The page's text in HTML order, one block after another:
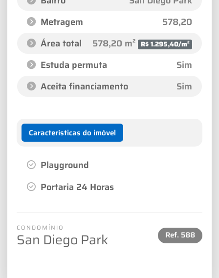
Metragem
578,20
Área total
578,20 m² R$ 1.295,40/m²
Estuda permuta
Sim
Aceita financiamento
Sim
Características do imóvel
Playground
Portaria 24 Horas
CONDOMÍNIO
San Diego Park Ref. 588